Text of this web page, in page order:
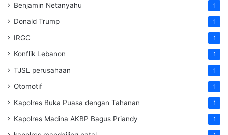
Benjamin Netanyahu 1
Donald Trump 1
IRGC 1
Konflik Lebanon 1
TJSL perusahaan 1
Otomotif 1
Kapolres Buka Puasa dengan Tahanan 1
Kapolres Madina AKBP Bagus Priandy 1